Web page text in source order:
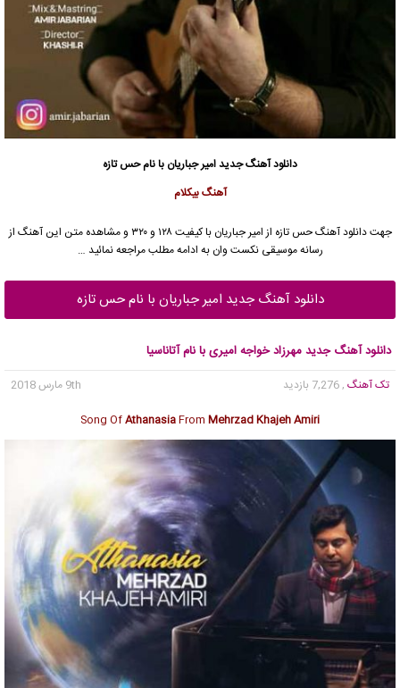
دانلود آهنگ جدیدامیر جباریان با نام حس تازه
آهنگ بیکلام
جهت دانلود آهنگ حس تازه از امیر جباریان با کیفیت ۱۲۸ و ۳۲۰ و مشاهده متن این آهنگ از
رسانه موسیقی نکست وان به ادامه مطلب مراجعه نمائید …
دانلود آهنگ جدید امیر جباریان با نام حس تازه
دانلود آهنگ جدید مهرزاد خواجه امیری با نام آتاناسیا
تک آهنگ , 7,276 بازدید
9th مارس 2018
Song OfAthanasiaFrom Mehrzad Khajeh Amiri